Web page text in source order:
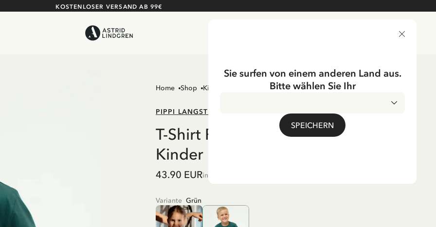
KOSTENLOSER VERSAND AB 99€
Home Shop Kinderkleidung Shirts Shirts & Tops
PIPPI LANGSTRUMPF
T-Shirt Pippilotta Viktualia, Grun
Kinder
43.90 EURinkl. MwSt.
Variante Grün
Sie surfen von einem anderen Land aus.
Bitte wählen Sie Ihr
SPEICHERN